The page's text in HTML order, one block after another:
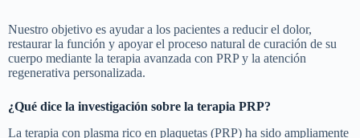
Nuestro objetivo es ayudar a los pacientes a reducir el dolor,
restaurar la función y apoyar el proceso natural de curación de su
cuerpo mediante la terapia avanzada con PRP y la atención
regenerativa personalizada.
¿Qué dice la investigación sobre la terapia PRP?
La terapia con plasma rico en plaquetas (PRP) ha sido ampliamente